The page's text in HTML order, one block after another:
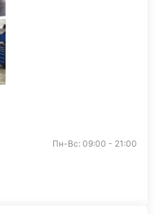
Пн-Вс: 09:00 - 21:00